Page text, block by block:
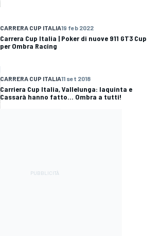
CARRERA CUP ITALIA19 feb 2022
Carrera Cup Italia | Poker di nuove 911 GT3 Cup
per Ombra Racing
CARRERA CUP ITALIA11 set 2018
Carriera Cup Italia, Vallelunga: Iaquinta e
Cassarà hanno fatto... Ombra a tutti!